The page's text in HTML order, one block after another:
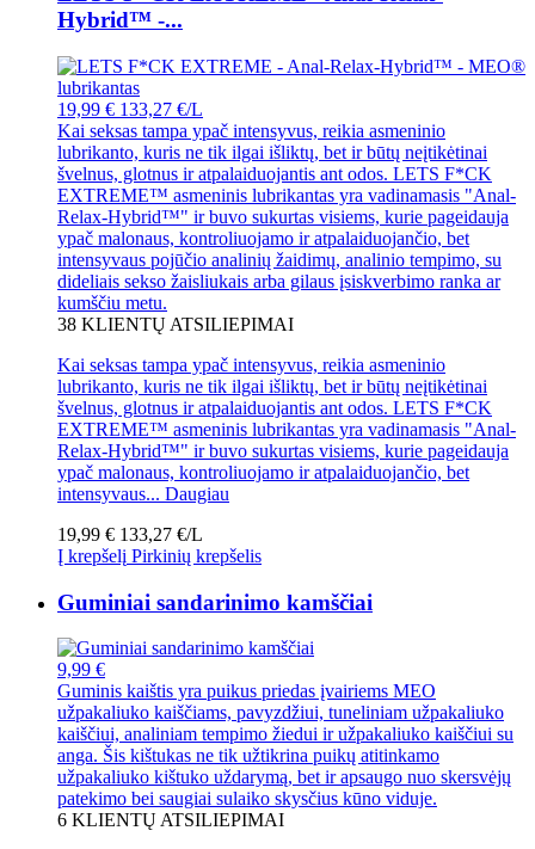
Hybrid™ -...
19,99 € 133,27 €/L
Kai seksas tampa ypač intensyvus, reikia asmeninio
lubrikanto, kuris ne tik ilgai išliktų, bet ir būtų neįtikėtinai
švelnus, glotnus ir atpalaiduojantis ant odos. LETS F*CK
EXTREME™ asmeninis lubrikantas yra vadinamasis "Anal-
Relax-Hybrid™" ir buvo sukurtas visiems, kurie pageidauja
ypač malonaus, kontroliuojamo ir atpalaiduojančio, bet
intensyvaus pojūčio analinių žaidimų, analinio tempimo, su
dideliais sekso žaisliukais arba gilaus įsiskverbimo ranka ar
kumščiu metu.
38 KLIENTŲ ATSILIEPIMAI
Kai seksas tampa ypač intensyvus, reikia asmeninio
lubrikanto, kuris ne tik ilgai išliktų, bet ir būtų neįtikėtinai
švelnus, glotnus ir atpalaiduojantis ant odos. LETS F*CK
EXTREME™ asmeninis lubrikantas yra vadinamasis "Anal-
Relax-Hybrid™" ir buvo sukurtas visiems, kurie pageidauja
ypač malonaus, kontroliuojamo ir atpalaiduojančio, bet
intensyvaus... Daugiau
19,99 € 133,27 €/L
Į krepšelį Pirkinių krepšelis
Guminiai sandarinimo kamščiai
9,99 €
Guminis kaištis yra puikus priedas įvairiems MEO
užpakaliuko kaiščiams, pavyzdžiui, tuneliniam užpakaliuko
kaiščiui, analiniam tempimo žiedui ir užpakaliuko kaiščiui su
anga. Šis kištukas ne tik užtikrina puikų atitinkamo
užpakaliuko kištuko uždarymą, bet ir apsaugo nuo skersvėjų
patekimo bei saugiai sulaiko skysčius kūno viduje.
6 KLIENTŲ ATSILIEPIMAI